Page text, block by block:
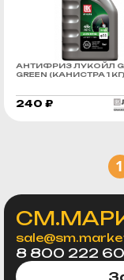
АНТИФРИЗ ЛУКОЙЛ
GREEN (КАНИСТРА 1 КГ)
240 ₽
1
8 800 222